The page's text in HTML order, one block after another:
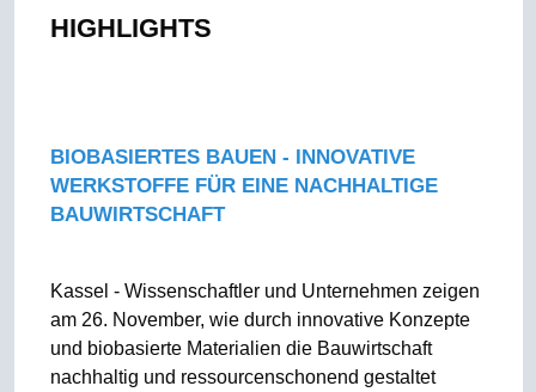
HIGHLIGHTS
BIOBASIERTES BAUEN - INNOVATIVE
WERKSTOFFE FÜR EINE NACHHALTIGE
BAUWIRTSCHAFT
Kassel - Wissenschaftler und Unternehmen zeigen
am 26. November, wie durch innovative Konzepte
und biobasierte Materialien die Bauwirtschaft
nachhaltig und ressourcenschonend gestaltet